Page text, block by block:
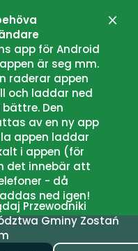
app för Android
är seg mm.
raderar appen
och laddar ned
Den
av en ny app
appen laddar
i appen (för
det innebär att
- då
ned igen!
Przewodniki
Gminy Zostań